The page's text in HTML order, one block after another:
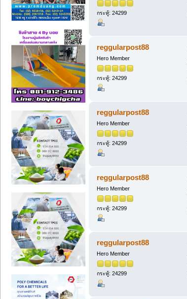
กระทู้: 24299
reggularpost88
Hero Member
กระทู้: 24299
reggularpost88
Hero Member
กระทู้: 24299
reggularpost88
Hero Member
กระทู้: 24299
reggularpost88
Hero Member
กระทู้: 24299